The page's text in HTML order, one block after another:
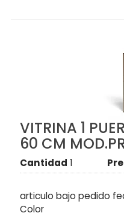
VITRINA 1
60 CM
Cantidad 1
articulo bajo pedido
Color